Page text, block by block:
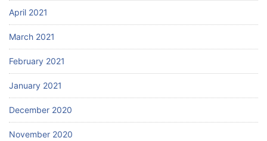
April 2021
March 2021
February 2021
January 2021
December 2020
November 2020